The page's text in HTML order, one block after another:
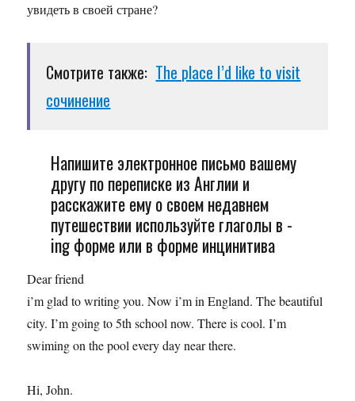
увидеть в своей стране?
Смотрите также: The place I’d like to visit
сочинение
Напишите электронное письмо вашему
другу по переписке из Англии и
расскажите ему о своем недавнем
путешествии используйте глаголы в -
ing форме или в форме инцинитива
Dear friend
i’m glad to writing you. Now i’m in England. The beautiful
city. I’m going to 5th school now. There is cool. I’m
swiming on the pool every day near there.
Hi, John.